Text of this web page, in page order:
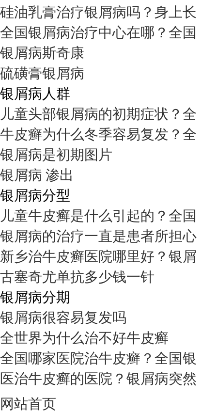
硅油乳膏治疗银屑病吗？身上长
全国银屑病治疗中心在哪？全国
银屑病斯奇康
硫磺膏银屑病
银屑病人群
儿童头部银屑病的初期症状？全
牛皮癣为什么冬季容易复发？全
银屑病是初期图片
银屑病 渗出
银屑病分型
儿童牛皮癣是什么引起的？全国
银屑病的治疗一直是患者所担心
新乡治牛皮癣医院哪里好？银屑
古塞奇尤单抗多少钱一针
银屑病分期
银屑病很容易复发吗
全世界为什么治不好牛皮癣
全国哪家医院治牛皮癣？全国银
医治牛皮癣的医院？银屑病突然
网站首页